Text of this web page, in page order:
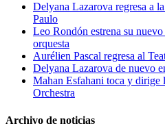
Delyana Lazarova regresa a
Paulo
Leo Rondón estrena su
orquesta
Aurélien Pascal regresa al
Delyana Lazarova de nuevo
Mahan Esfahani toca y
Orchestra
Archivo de noticias